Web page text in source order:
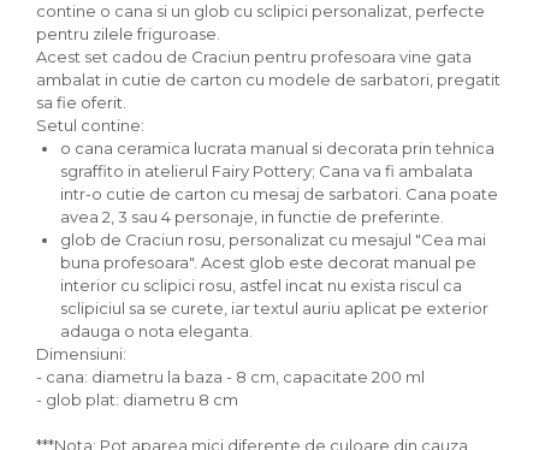
contine o cana si un glob cu sclipici personalizat, perfecte
pentru zilele friguroase.
Acest set cadou de Craciun pentru profesoara vine gata
ambalat in cutie de carton cu modele de sarbatori, pregatit
sa fie oferit.
Setul contine:
o cana ceramica lucrata manual si decorata prin tehnica
sgraffito in atelierul Fairy Pottery; Cana va fi ambalata
intr-o cutie de carton cu mesaj de sarbatori. Cana poate
avea 2, 3 sau 4 personaje, in functie de preferinte.
glob de Craciun rosu, personalizat cu mesajul "Cea mai
buna profesoara". Acest glob este decorat manual pe
interior cu sclipici rosu, astfel incat nu exista riscul ca
sclipiciul sa se curete, iar textul auriu aplicat pe exterior
adauga o nota eleganta.
Dimensiuni:
- cana: diametru la baza - 8 cm, capacitate 200 ml
- glob plat: diametru 8 cm
***Nota: Pot aparea mici diferente de culoare din cauza